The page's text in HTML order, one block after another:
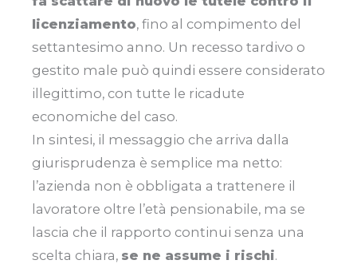
licenziamento, fino al compimento del
settantesimo anno. Un recesso tardivo o
gestito male può quindi essere considerato
illegittimo, con tutte le ricadute
economiche del caso.
In sintesi, il messaggio che arriva dalla
giurisprudenza è semplice ma netto:
l’azienda non è obbligata a trattenere il
lavoratore oltre l’età pensionabile, ma se
lascia che il rapporto continui senza una
scelta chiara, se ne assume i rischi.